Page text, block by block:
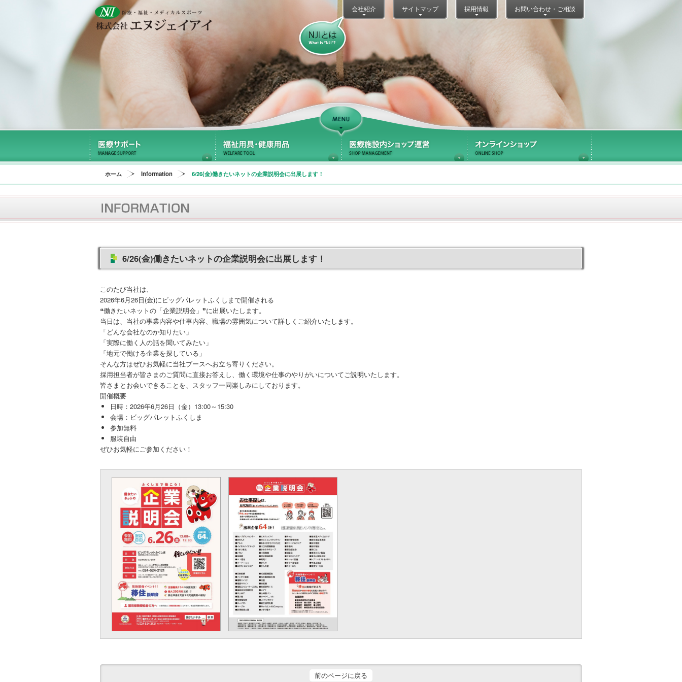
NJIとは？
会社紹介 サイトマップ 採用情報 お問い合わせ・ご相談
Support
医療サポート 福祉用具・健康用品 医療施設内ショップ運営
ホーム Information 6/26(金)働きたいネットの企業説明会に出展します！
Information
6/26(金)働きたいネットの企業説明会に出展します！
このたび当社は、
2026年6月26日(金)にビッグパレットふくしまで開催される
❝働きたいネットの「企業説明会」❞に出展いたします。
当日は、当社の事業内容や仕事内容、職場の雰囲気について詳しくご紹介いたします。
「どんな会社なのか知りたい」
「実際に働く人の話を聞いてみたい」
「地元で働ける企業を探している」
そんな方はぜひお気軽に当社ブースへお立ち寄りください。
採用担当者が皆さまのご質問に直接お答えし、働く環境や仕事のやりがいについてご説明いたします。
皆さまとお会いできることを、スタッフ一同楽しみにしております。
開催概要
日時：2026年6月26日（金）13:00～15:30
会場：ビッグパレットふくしま
参加無料
服装自由
ぜひお気軽にご参加ください！
前のページに戻る